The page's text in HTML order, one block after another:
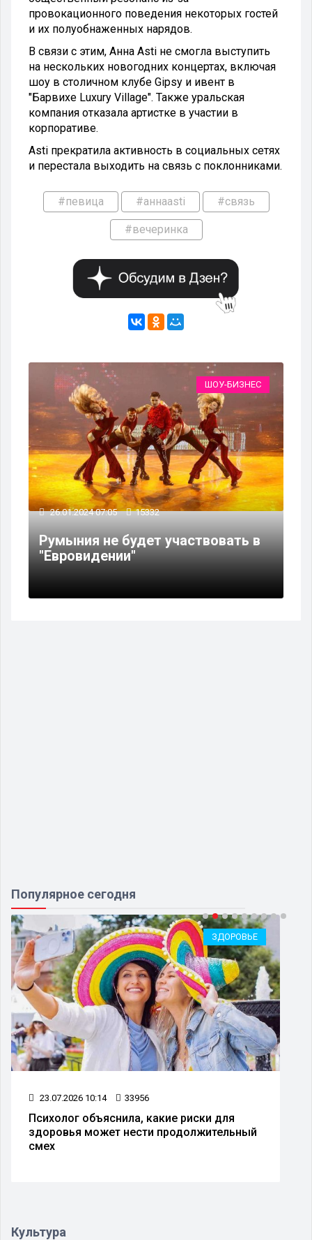
провокационного поведения некоторых гостей
и их полуобнаженных нарядов.
В связи с этим, Анна Asti не смогла выступить
на нескольких новогодних концертах, включая
шоу в столичном клубе Gipsy и ивент в
"Барвихе Luxury Village". Также уральская
компания отказала артистке в участии в
корпоративе.
Asti прекратила активность в социальных сетях
и перестала выходить на связь с поклонниками.
#певица #aннаasti #связь
#вечеринка
ШОУ-БИЗНЕС
26.01.2024 07:05 15332
Румыния не будет участвовать в
"Евровидении"
Популярное сегодня
ЗДОРОВЬЕ
23.07.2026 10:14 33956
Психолог объяснила, какие риски для
здоровья может нести продолжительный
смех
Культура